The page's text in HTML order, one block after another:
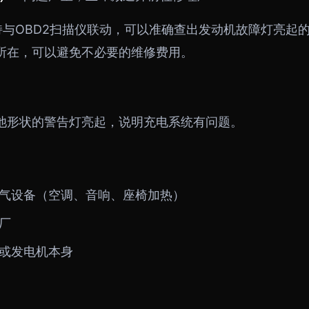
OBD2扫描仪联动，可以准确查出发动机故障灯亮起
，可以避免不必要的维修费用。
状的警告灯亮起，说明充电系统有问题。
设备（空调、音响、座椅加热）
发电机本身